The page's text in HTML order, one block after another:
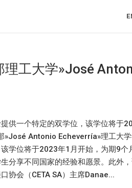
理工大学»José
供一个特定的双学位，该学位将于
»José Antonio Echeverría»理工大
学位将于2023年1月开始，为期9
分享不同国家的经验和愿景。此外
协会（CETA SA）主席Danae...